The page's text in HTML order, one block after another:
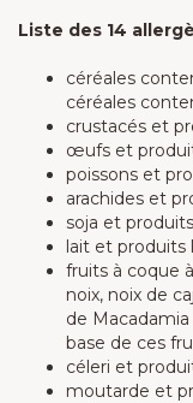
Liste des 14
céréales
céréales
crustacés et
œufs et
poissons et
arachides et
soja et
lait et produits
fruits à coque
noix, noix de
de
base de ces
céleri et
moutarde et